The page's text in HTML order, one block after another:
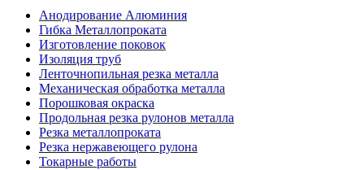
Анодирование Алюминия
Гибка Металлопроката
Изготовление поковок
Изоляция труб
Ленточнопильная резка металла
Механическая обработка металла
Порошковая окраска
Продольная резка рулонов металла
Резка металлопроката
Резка нержавеющего рулона
Токарные работы